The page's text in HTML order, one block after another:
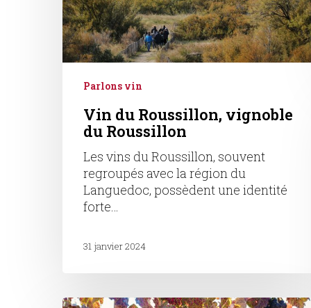
Parlons vin
Vin du Roussillon, vignoble
du Roussillon
Les vins du Roussillon, souvent
regroupés avec la région du
Languedoc, possèdent une identité
forte…
31 janvier 2024